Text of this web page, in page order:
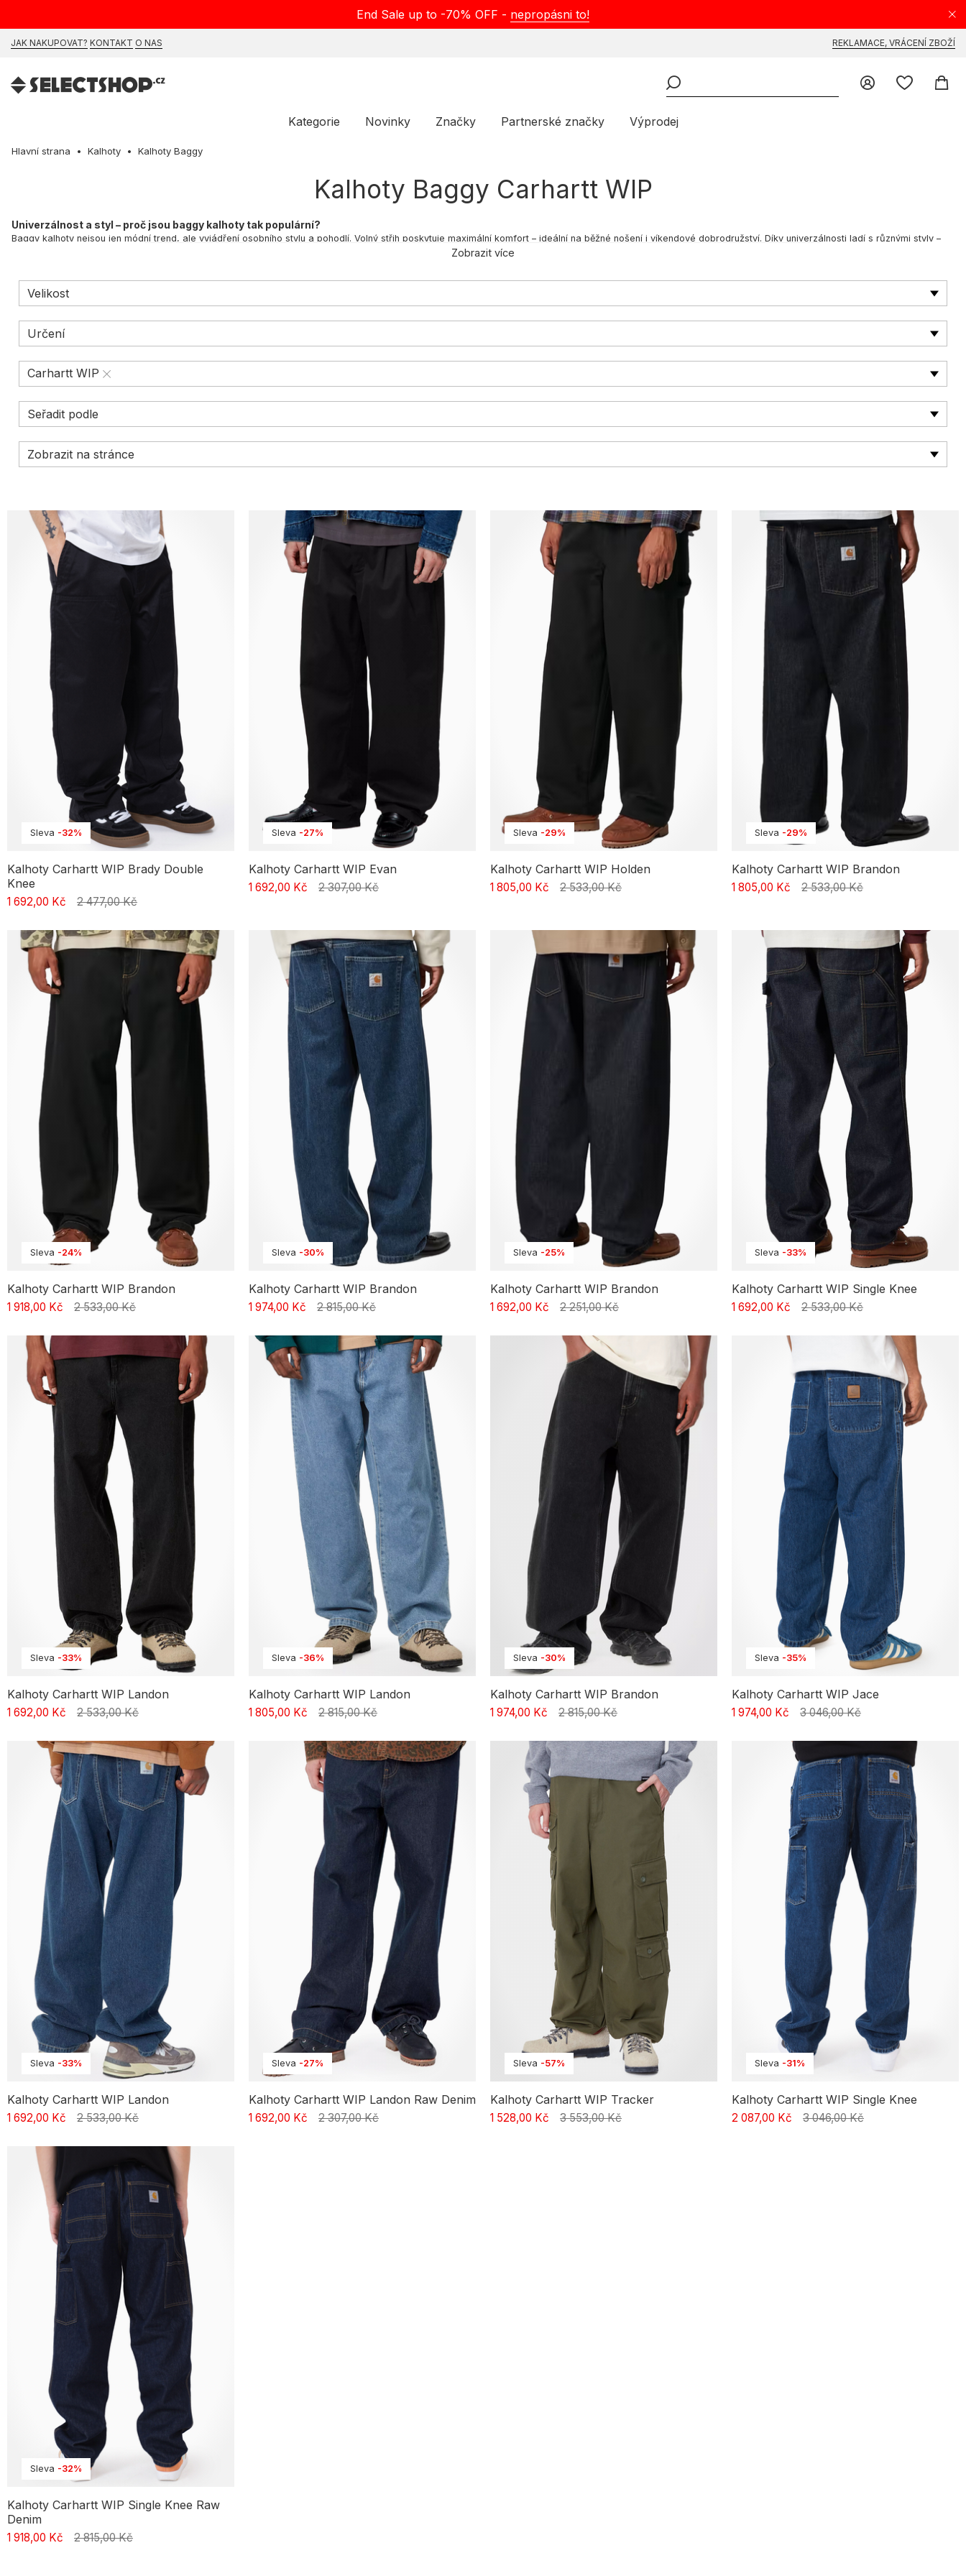
End Sale up to -70% OFF - nepropásni to!
JAK NAKUPOVAT? KONTAKT O NAS REKLAMACE, VRÁCENÍ ZBOŽÍ
Kategorie Novinky Značky Partnerské značky Výprodej
Hlavní strana Kalhoty Kalhoty Baggy
Kalhoty Baggy Carhartt WIP
Univerzálnost a styl – proč jsou baggy kalhoty tak populární?
Baggy kalhoty nejsou jen módní trend, ale vyjádření osobního stylu a pohodlí. Volný střih poskytuje maximální komfort – ideální na běžné nošení i víkendové dobrodružství. Díky univerzálnosti ladí s různými styly –
od casual po elegantní. Navíc jsou k dispozici v řadě materiálů, od lehké bavlny po odolný denim, takže padnou do každé sezóny i aktivity. Hodí se různým postavám a zdůrazňují individuální charakter nositele. V
Baggy kalhoty kombinují pohodlí se stylem. Jsou skvělé pro ty, kdo oceňují volnější střih a neomezený pohyb. Nabízíme modely vhodné na denní nošení, do práce i na víkendové výlety.
Zobrazit více
Velikost
Určení
Carhartt WIP
Seřadit podle
Zobrazit na stránce
Sleva -32%
Kalhoty Carhartt WIP Brady Double
Knee
1 692,00 Kč 2 477,00 Kč
Sleva -27%
Kalhoty Carhartt WIP Evan
1 692,00 Kč 2 307,00 Kč
Sleva -29%
Kalhoty Carhartt WIP Holden
1 805,00 Kč 2 533,00 Kč
Sleva -29%
Kalhoty Carhartt WIP Brandon
1 805,00 Kč 2 533,00 Kč
Sleva -24%
Kalhoty Carhartt WIP Brandon
1 918,00 Kč 2 533,00 Kč
Sleva -30%
Kalhoty Carhartt WIP Brandon
1 974,00 Kč 2 815,00 Kč
Sleva -25%
Kalhoty Carhartt WIP Brandon
1 692,00 Kč 2 251,00 Kč
Sleva -33%
Kalhoty Carhartt WIP Single Knee
1 692,00 Kč 2 533,00 Kč
Sleva -33%
Kalhoty Carhartt WIP Landon
1 692,00 Kč 2 533,00 Kč
Sleva -36%
Kalhoty Carhartt WIP Landon
1 805,00 Kč 2 815,00 Kč
Sleva -30%
Kalhoty Carhartt WIP Brandon
1 974,00 Kč 2 815,00 Kč
Sleva -35%
Kalhoty Carhartt WIP Jace
1 974,00 Kč 3 046,00 Kč
Sleva -33%
Kalhoty Carhartt WIP Landon
1 692,00 Kč 2 533,00 Kč
Sleva -27%
Kalhoty Carhartt WIP Landon Raw Denim
1 692,00 Kč 2 307,00 Kč
Sleva -57%
Kalhoty Carhartt WIP Tracker
1 528,00 Kč 3 553,00 Kč
Sleva -31%
Kalhoty Carhartt WIP Single Knee
2 087,00 Kč 3 046,00 Kč
Sleva -32%
Kalhoty Carhartt WIP Single Knee Raw
Denim
1 918,00 Kč 2 815,00 Kč